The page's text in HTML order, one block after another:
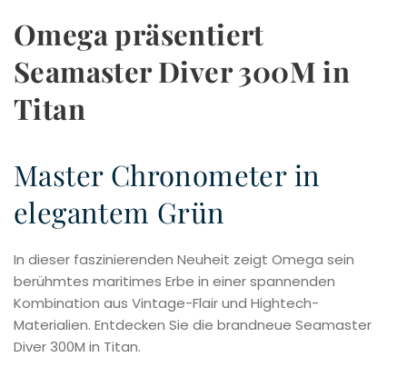
Omega präsentiert
Seamaster Diver 300M in
Titan
Master Chronometer in
elegantem Grün
In dieser faszinierenden Neuheit zeigt Omega sein
berühmtes maritimes Erbe in einer spannenden
Kombination aus Vintage-Flair und Hightech-
Materialien. Entdecken Sie die brandneue Seamaster
Diver 300M in Titan.